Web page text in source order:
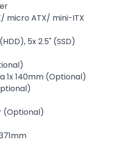
micro ATX/ mini-ITX
5x 2.5" (SSD)
1x 140mm (Optional)
(Optional)